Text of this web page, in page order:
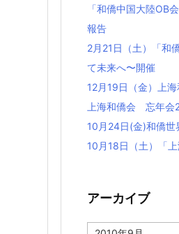
「和僑中国大陸OB
報告
2月21日（土）「和
て未来へ〜開催
12月19日（金）上
上海和僑会 忘年会
10月24日(金)和僑
10月18日（土）「
アーカイブ